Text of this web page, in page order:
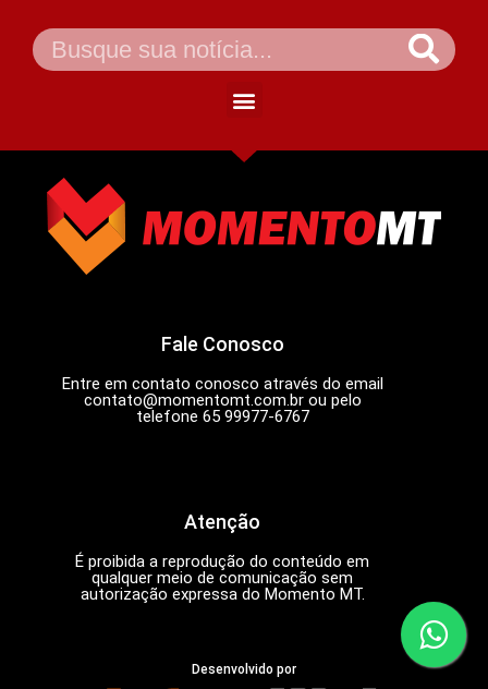
Fale Conosco
Entre em contato conosco através do email
contato@momentomt.com.brou pelo
telefone 65 99977-6767
Atenção
É proibida a reprodução do conteúdo em
qualquer meio de comunicação sem
autorização expressa do Momento MT.
Desenvolvido por